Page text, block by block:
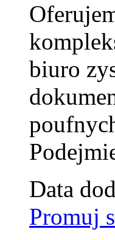
biuro
Data
Promuj